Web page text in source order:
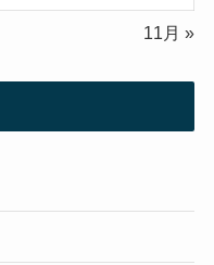
11月 »